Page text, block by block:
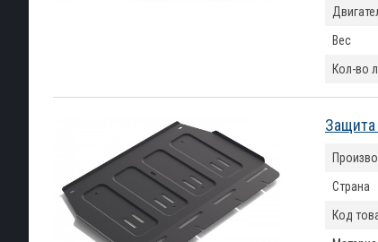
Вес
Кол-во
Защита
Страна
Код